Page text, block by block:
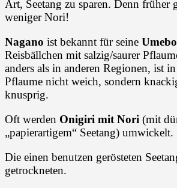
Art, Seetang zu sparen. Denn früher
weniger Nori!
Nagano ist bekannt für seine
Reisbällchen mit salzig/saurer
anders als in anderen Regionen, ist
Pflaume nicht weich, sondern
knusprig.
Oft werden Onigiri mit Nori (mit
„papierartigem“ Seetang) umwickelt.
Die einen benutzen gerösteten
getrockneten.